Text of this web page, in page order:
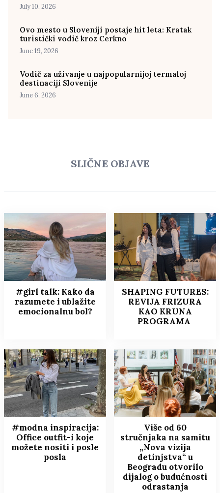
July 10, 2026
Ovo mesto u Sloveniji postaje hit leta: Kratak
turistički vodič kroz Cerkno
June 19, 2026
Vodič za uživanje u najpopularnijoj termaloj
destinaciji Slovenije
June 6, 2026
SLIČNE OBJAVE
#girl talk: Kako da
razumete i ublažite
emocionalnu bol?
SHAPING FUTURES:
REVIJA FRIZURA
KAO KRUNA
PROGRAMA
#modna inspiracija:
Office outfit-i koje
možete nositi i posle
posla
Više od 60
stručnjaka na samitu
„Nova vizija
detinjstva“ u
Beogradu otvorilo
dijalog o budućnosti
odrastanja